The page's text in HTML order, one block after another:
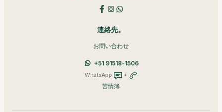
連絡先。
お問い合わせ
+51 91518-1506
WhatsApp +
苦情簿